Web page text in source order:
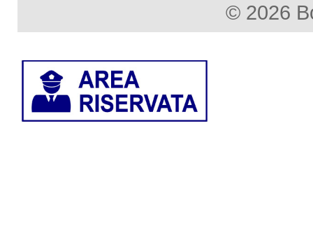
© 2026